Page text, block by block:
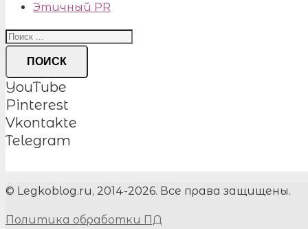
Этичный PR
ПОИСК
YouTube
Pinterest
Vkontakte
Telegram
© Legkoblog.ru, 2014-2026. Все права защищены.
Политика обработки ПД